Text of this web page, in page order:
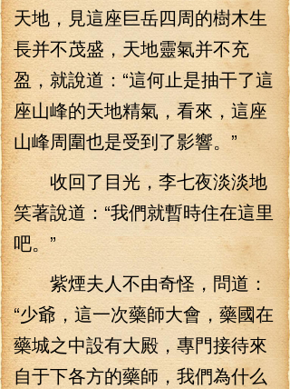
天地，見這座巨岳四周的樹木生
長并不茂盛，天地靈氣并不充
盈，就說道：“這何止是抽干了這
座山峰的天地精氣，看來，這座
山峰周圍也是受到了影響。”
收回了目光，李七夜淡淡地
笑著說道：“我們就暫時住在這里
吧。”
紫煙夫人不由奇怪，問道：
“少爺，這一次藥師大會，藥國在
藥城之中設有大殿，專門接待來
自于下各方的藥師，我們為什么